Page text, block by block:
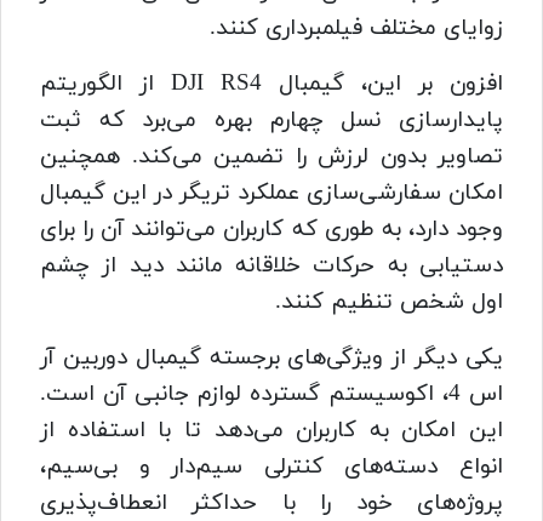
زوایای مختلف فیلمبرداری کنند.
افزون بر این، گیمبال DJI RS4 از الگوریتم
پایدارسازی نسل چهارم بهره می‌برد که ثبت
تصاویر بدون لرزش را تضمین می‌کند. همچنین
امکان سفارشی‌سازی عملکرد تریگر در این گیمبال
وجود دارد، به طوری که کاربران می‌توانند آن را برای
دستیابی به حرکات خلاقانه مانند دید از چشم
اول شخص تنظیم کنند.
یکی دیگر از ویژگی‌های برجسته گیمبال دوربین آر
اس 4، اکوسیستم گسترده لوازم جانبی آن است.
این امکان به کاربران می‌دهد تا با استفاده از
انواع دسته‌های کنترلی سیم‌دار و بی‌سیم،
پروژه‌های خود را با حداکثر انعطاف‌پذیری